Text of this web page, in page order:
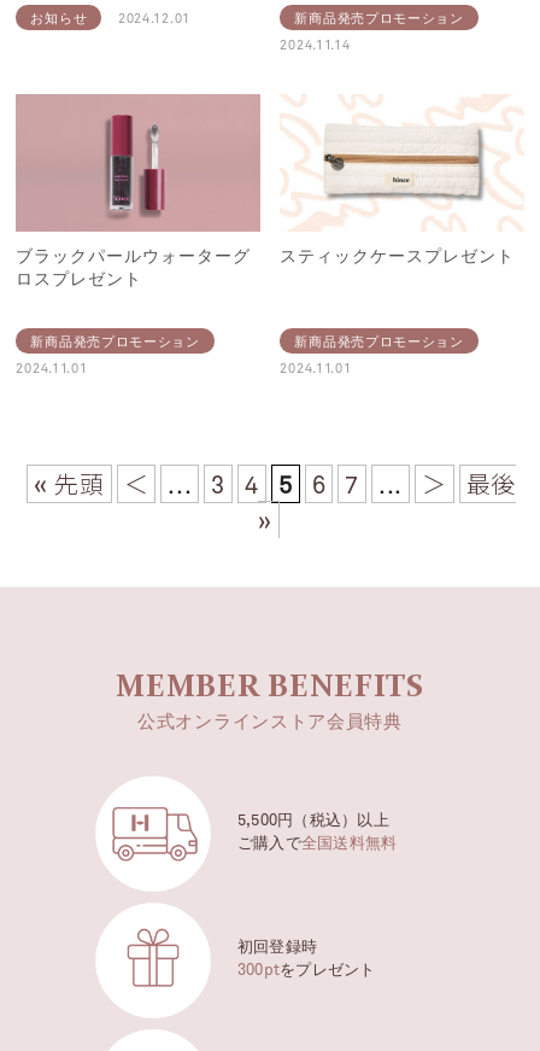
お知らせ 2024.12.01
新商品発売プロモーション
2024.11.14
ブラックパールウォーターグ
ロスプレゼント
新商品発売プロモーション
2024.11.01
スティックケースプレゼント
新商品発売プロモーション
2024.11.01
« 先頭 ＜ ... 3 4 5 6 7 ... ＞
最後
»
MEMBER BENEFITS
公式オンラインストア会員特典
5,500円（税込）以上
ご購入で全国送料無料
初回登録時
300ptをプレゼント